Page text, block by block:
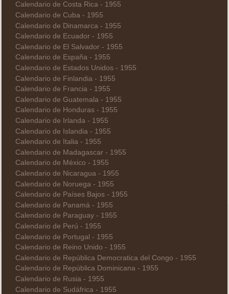
Calendario de Costa Rica - 1955
Calendario de Cuba - 1955
Calendario de Dinamarca - 1955
Calendario de Ecuador - 1955
Calendario de El Salvador - 1955
Calendario de España - 1955
Calendario de Estados Unidos - 1955
Calendario de Finlandia - 1955
Calendario de Francia - 1955
Calendario de Guatemala - 1955
Calendario de Honduras - 1955
Calendario de Irlanda - 1955
Calendario de Islandia - 1955
Calendario de Italia - 1955
Calendario de Madagascar - 1955
Calendario de México - 1955
Calendario de Nicaragua - 1955
Calendario de Noruega - 1955
Calendario de Países Bajos - 1955
Calendario de Panamá - 1955
Calendario de Paraguay - 1955
Calendario de Perú - 1955
Calendario de Portugal - 1955
Calendario de Reino Unido - 1955
Calendario de República Democratica del Congo - 1955
Calendario de República Dominicana - 1955
Calendario de Rusia - 1955
Calendario de Sudáfrica - 1955